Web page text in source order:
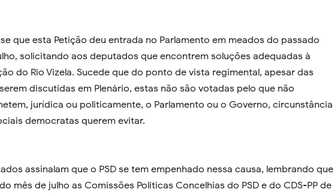
que esta Petição deu entrada no Parlamento em meados do passado
solicitando aos deputados que encontrem soluções adequadas à
do Rio Vizela. Sucede que do ponto de vista regimental, apesar das
discutidas em Plenário, estas não são votadas pelo que não
jurídica ou politicamente, o Parlamento ou o Governo, circunstância
democratas querem evitar.
assinalam que o PSD se tem empenhado nessa causa, lembrando que
mês de julho as Comissões Politicas Concelhias do PSD e do CDS-PP de